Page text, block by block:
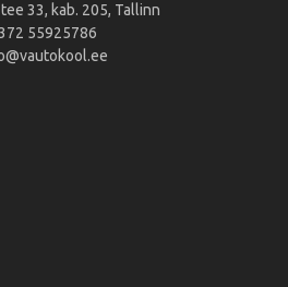
33, kab. 205, Tallinn
55925786